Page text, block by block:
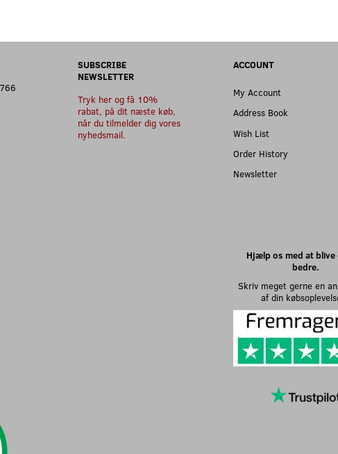
SUBSCRIBE
NEWSLETTER
Tryk her og få 10%
rabat, på dit næste køb,
når du tilmelder dig vores
nyhedsmail.
ACCOUNT
My Account
Address Book
Wish List
Order History
Newsletter
Hjælp os med at blive
bedre.
Skriv meget gerne en
af din